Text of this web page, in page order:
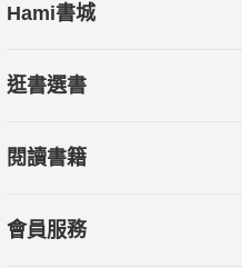
Hami書城
逛書選書
閱讀書籍
會員服務